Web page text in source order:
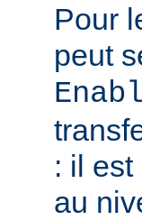
Pour
peut
: il
au